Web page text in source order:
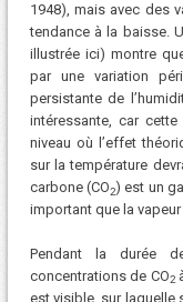
1948), mais avec des
tendance à la baisse.
illustrée ici) montre
par une variation
persistante de
intéressante, car
niveau où l’effet
sur la température
carbone (CO2) est un
important que la vapeur
Pendant la durée
concentrations de CO2
est visible, sur laquelle